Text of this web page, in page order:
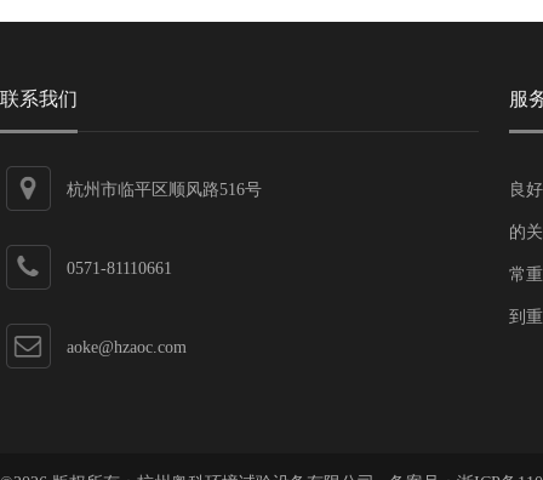
联系我们
杭州市临平区顺风路516号
0571-81110661
aoke@hzaoc.com
服
良
的
常
到